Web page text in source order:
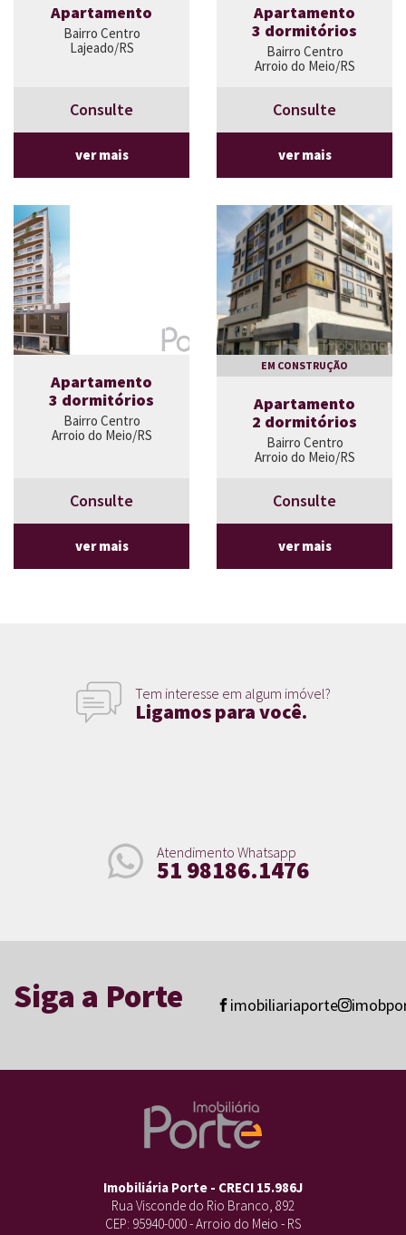
Apartamento
Bairro Centro
Lajeado/RS
Consulte
ver mais
Apartamento
3 dormitórios
Bairro Centro
Arroio do Meio/RS
Consulte
ver mais
Apartamento
3 dormitórios
Bairro Centro
Arroio do Meio/RS
Consulte
ver mais
EM CONSTRUÇÃO
Apartamento
2 dormitórios
Bairro Centro
Arroio do Meio/RS
Consulte
ver mais
Tem interesse em algum imóvel?
Ligamos para você.
Atendimento Whatsapp
51 98186.1476
Siga a Porte imobiliariaporte
Imobiliária Porte - CRECI 15.986J
Rua Visconde do Rio Branco, 892
CEP: 95940-000 - Arroio do Meio - RS